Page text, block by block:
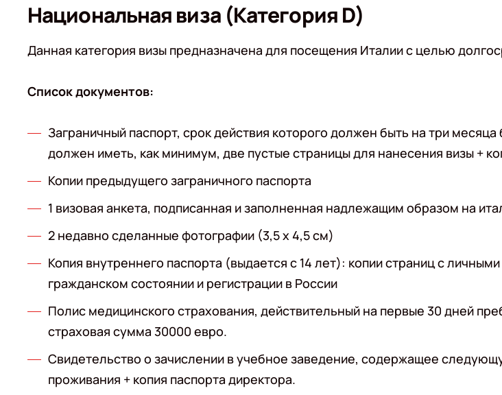
Национальная виза (Категория D)
Данная категория визы предназначена для посещения Италии с целью
Список документов:
Заграничный паспорт, срок действия которого должен быть на три
должен иметь, как минимум, две пустые страницы для нанесения визы +
Копии предыдущего заграничного паспорта
1 визовая анкета, подписанная и заполненная надлежащим образом на
2 недавно сделанные фотографии (3,5 x 4,5 см)
Копия внутреннего паспорта (выдается с 14 лет): копии страниц с
гражданском состоянии и регистрации в России
Полис медицинского страхования, действительный на первые 30 дней
страховая сумма 30000 евро.
Свидетельство о зачислении в учебное заведение, содержащее
проживания + копия паспорта директора.